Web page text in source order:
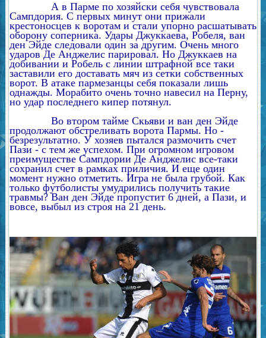
А в Парме по хозяйски себя чувствовала
Сампдория. С первых минут они прижали
крестоносцев к воротам и стали упорно расшатывать
оборону соперника. Удары Джуккаева, Робеля, ван
ден Эйде следовали один за другим. Очень много
ударов Де Анджелис парировал. Но Джуккаев на
добивании и Робель с линии штрафной все таки
заставили его доставать мяч из сетки собственных
ворот. В атаке пармезанцы себя показали лишь
однажды. Морабито очень точно навесил на Перну,
но удар последнего кипер потянул.
Во втором тайме Скьяви и ван ден Эйде
продолжают обстреливать ворота Пармы. Но -
безрезультатно. У хозяев пытался размочить счет
Пази - с тем же успехом. При огромном игровом
преимуществе Сампдории Де Анджелис все-таки
сохранил счет в рамках приличия. И еще один
момент нужно отметить. Игра не была грубой. Как
только футболисты умудрились получить такие
травмы? Ван ден Эйде пропустит 6 дней, а Пази, и
вовсе, выбыл из строя на 21 день.